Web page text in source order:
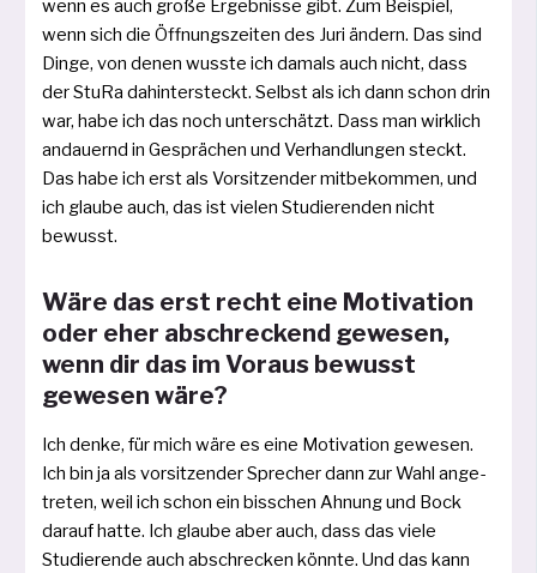
wenn es auch gro­ße Ergebnisse gibt. Zum Beispiel,
wenn sich die Öffnungszeiten des Juri ändern. Das sind
Dinge, von denen wuss­te ich damals auch nicht, dass
der StuRa dahin­ter­steckt. Selbst als ich dann schon drin
war, habe ich das noch unter­schätzt. Dass man wirk­lich
andau­ernd in Gesprächen und Verhandlungen steckt.
Das habe ich erst als Vorsitzender mit­be­kom­men, und
ich glau­be auch, das ist vie­len Studierenden nicht
bewusst.
Wäre das erst recht eine Motivation
oder eher abschreckend gewesen,
wenn dir das im Voraus bewusst
gewesen wäre?
Ich den­ke, für mich wäre es eine Motivation gewe­sen.
Ich bin ja als vor­sit­zen­der Sprecher dann zur Wahl ange­
tre­ten, weil ich schon ein biss­chen Ahnung und Bock
dar­auf hat­te. Ich glau­be aber auch, dass das vie­le
Studierende auch abschre­cken könn­te. Und das kann